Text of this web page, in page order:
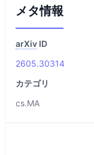
メタ情報
arXiv ID
2605.30314
カテゴリ
cs.MA